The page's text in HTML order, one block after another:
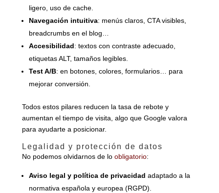
ligero, uso de cache.
Navegación intuitiva: menús claros, CTA visibles,
breadcrumbs en el blog…
Accesibilidad: textos con contraste adecuado,
etiquetas ALT, tamaños legibles.
Test A/B: en botones, colores, formularios… para
mejorar conversión.
Todos estos pilares reducen la tasa de rebote y
aumentan el tiempo de visita, algo que Google valora
para ayudarte a posicionar.
Legalidad y protección de datos
No podemos olvidarnos de lo obligatorio:
Aviso legal y política de privacidad adaptado a la
normativa española y europea (RGPD).